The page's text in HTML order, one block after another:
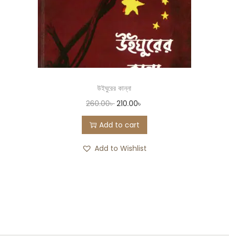
উইঘুরের কান্না
260.00৳ 210.00৳
Add to cart
Add to Wishlist